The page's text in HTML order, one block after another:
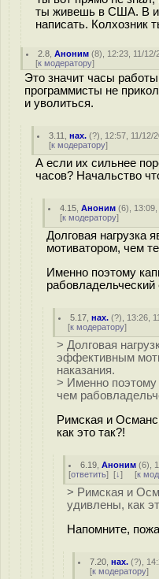
ты живешь в США. В
написать. Колхозник
2.8 ,Аноним (8), 12:23, 11/12/
[к модератору]
Это значит часы
программисты не
и уволиться.
3.11 ,нах. (?), 12:57, 11/12/
[к модератору]
А если их сильнее
часов? Начальство
4.15 ,Аноним (6), 13:09,
[к модератору]
Долговая нагрузка
мотиватором, чем
Именно поэтому
рабовладельческий
5.17 ,нах. (?), 13:26,
[к модератору]
> Долговая
эффективным
наказания.
> Именно
чем
Римская и
как это так?!
6.19 ,Аноним (6),
[ответить] [↓] [к
> Римская и
удивлены, как
Напомните,
7.20 ,нах. (?),
[к модератору]